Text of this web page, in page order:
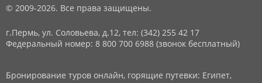
© 2009-2026. Все права защищены.
г.Пермь, ул. Соловьева, д.12, тел: (342) 255 42 17
Федеральный номер: 8 800 700 6988 (звонок бесплатный)
Бронирование туров онлайн, горящие путевки: Египет,